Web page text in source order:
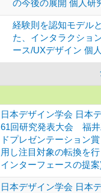
の今後の展開 個人研
経験則を認知モデル
た、インタラクショ
ース/UXデザイン 個
日本デザイン学会 日本
61回研究発表大会 福
ドプレゼンテーション
用し注目対象の転換を
インターフェースの提案
日本デザイン学会 日本